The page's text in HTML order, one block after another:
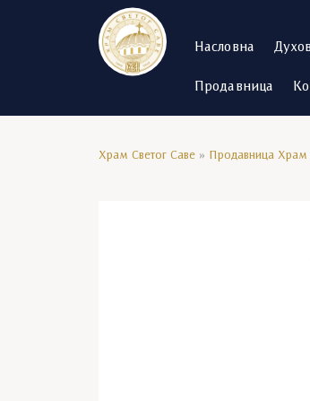
Насловна
Продавница
Храм Светог Саве » Продавница Храм